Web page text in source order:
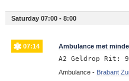
Saturday 07:00 - 8:00
07:14 Ambulance met
A2 Geldrop Rit:
Ambulance - Brabant